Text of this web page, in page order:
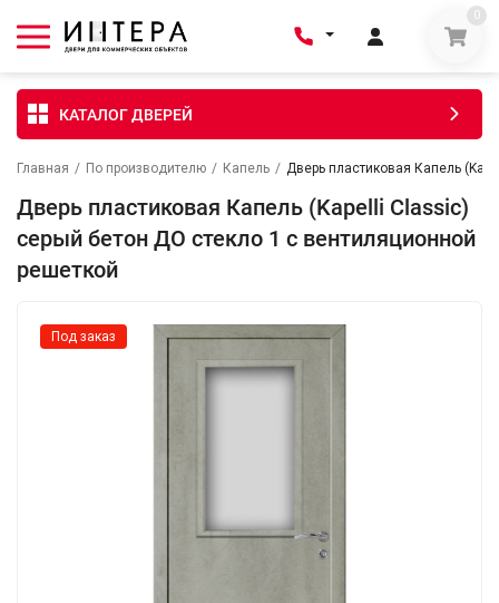
0
КАТАЛОГ ДВЕРЕЙ
Главная / По производителю / Капель / Дверь пластиковая Капель
Дверь пластиковая Капель (Kapelli Classic)
серый бетон ДО стекло 1 с вентиляционной
решеткой
Под заказ